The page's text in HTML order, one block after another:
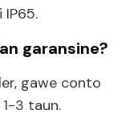
garansine?
gawe conto
3 taun.